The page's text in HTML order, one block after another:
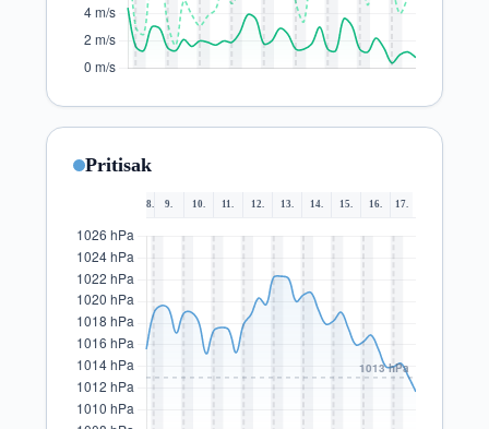
Pritisak
8. 9. 10. 11. 12. 13. 14. 15. 16. 17.